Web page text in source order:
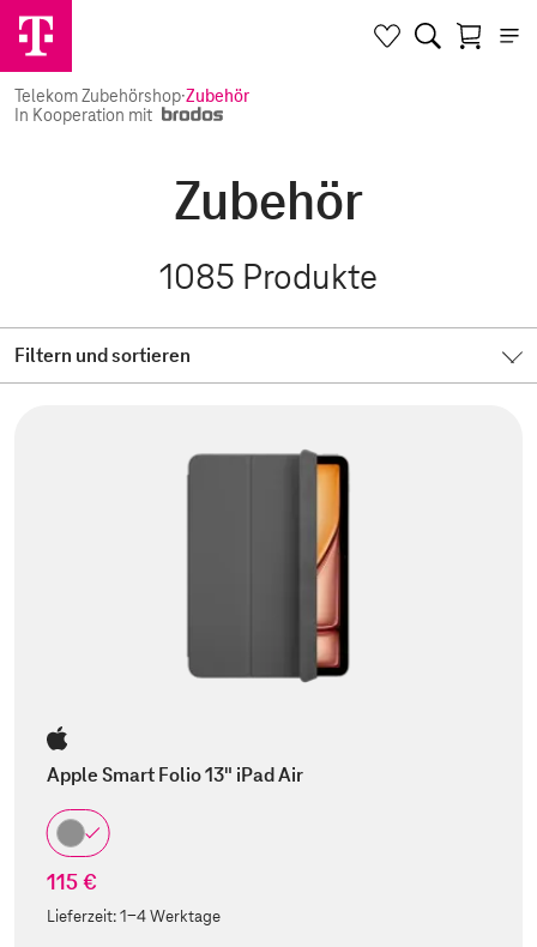
Telekom Zubehörshop·Zubehör
In Kooperation mit
Zubehör
1085 Produkte
Filtern und sortieren
Apple Smart Folio 13" iPad Air
115 €
Lieferzeit:1-4 Werktage